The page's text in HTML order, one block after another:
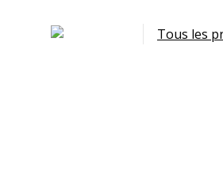
Tous les